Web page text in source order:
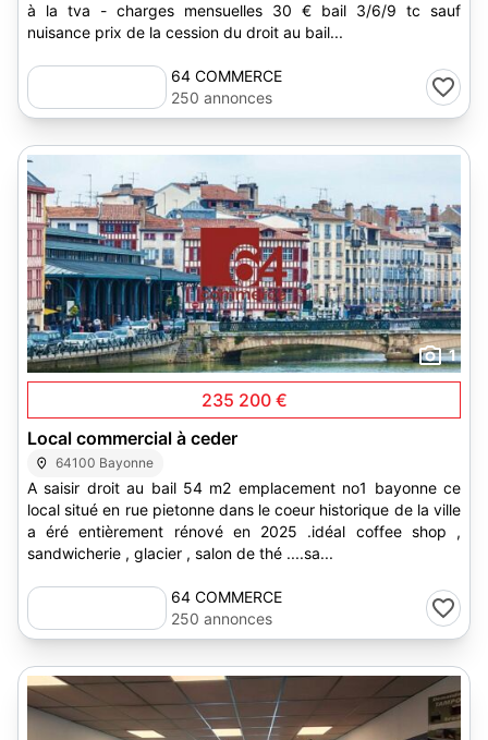
à la tva - charges mensuelles 30 € bail 3/6/9 tc sauf
nuisance prix de la cession du droit au bail...
64 COMMERCE
250 annonces
1
235 200 €
Local commercial à ceder
64100 Bayonne
A saisir droit au bail 54 m2 emplacement no1 bayonne ce
local situé en rue pietonne dans le coeur historique de la ville
a éré entièrement rénové en 2025 .idéal coffee shop ,
sandwicherie , glacier , salon de thé ....sa...
64 COMMERCE
250 annonces